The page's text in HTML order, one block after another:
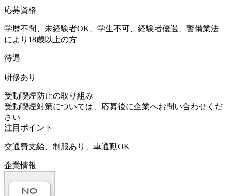
応募資格
学歴不問、未経験者OK、学生不可、経験者優遇、警備業法
により18歳以上の方
待遇
研修あり
受動喫煙防止の取り組み
受動喫煙対策については、応募後に企業へお問い合わせくだ
さい
注目ポイント
交通費支給、制服あり、車通勤OK
企業情報